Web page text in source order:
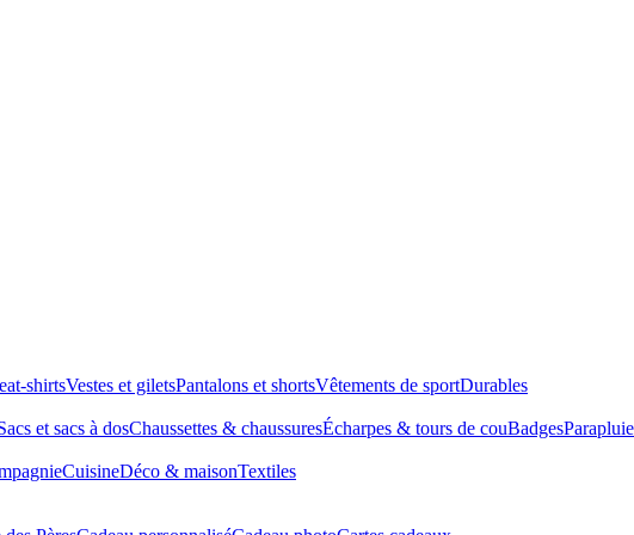
shirtsVestes et giletsPantalons et shortsVêtements de sportDurables
et sacs à dosChaussettes & chaussuresÉcharpes & tours de couBadges
CuisineDéco & maisonTextiles